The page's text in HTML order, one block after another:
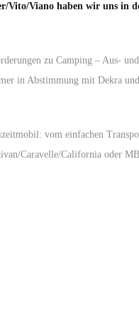
Vito/Viano haben wir uns in
zu Camping – Aus-
in Abstimmung mit Dekra
vom einfachen
Caravelle/California oder